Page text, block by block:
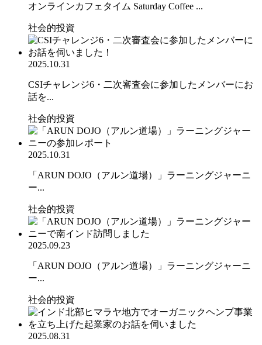
オンラインカフェタイム Saturday Coffee ...
社会的投資
2025.10.31
CSIチャレンジ6・二次審査会に参加したメンバーにお
話を...
社会的投資
2025.10.31
「ARUN DOJO（アルン道場）」ラーニングジャーニ
ー...
社会的投資
2025.09.23
「ARUN DOJO（アルン道場）」ラーニングジャーニ
ー...
社会的投資
2025.08.31